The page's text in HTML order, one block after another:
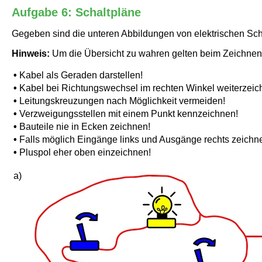
Aufgabe 6: Schaltpläne
Gegeben sind die unteren Abbildungen von elektrischen
Hinweis: Um die Übersicht zu wahren gelten beim
• Kabel als Geraden darstellen!
• Kabel bei Richtungswechsel im rechten Winkel
• Leitungskreuzungen nach Möglichkeit vermeiden!
• Verzweigungsstellen mit einem Punkt kennzeichnen!
• Bauteile nie in Ecken zeichnen!
• Falls möglich Eingänge links und Ausgänge rechts
• Pluspol eher oben einzeichnen!
a)